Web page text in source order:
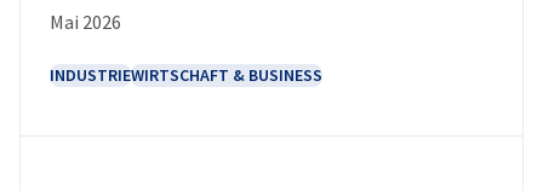
Mai 2026
INDUSTRIEWIRTSCHAFT & BUSINESS